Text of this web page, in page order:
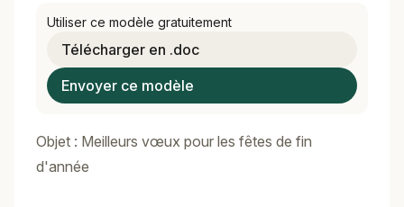
Utiliser ce modèle gratuitement
Télécharger en .doc
Envoyer ce modèle
Objet : Meilleurs vœux pour les fêtes de fin
d'année